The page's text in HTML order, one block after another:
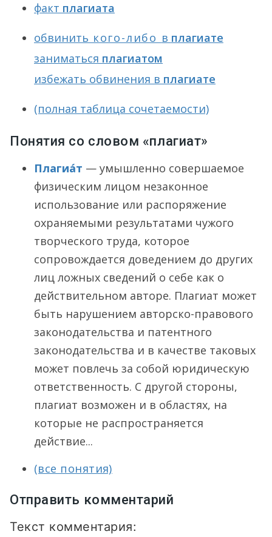
факт плагиата
обвинить кого-либо в плагиате
заниматься плагиатом
избежать обвинения в плагиате
(полная таблица сочетаемости)
Понятия со словом «плагиат»
Плагиа́т — умышленно совершаемое
физическим лицом незаконное
использование или распоряжение
охраняемыми результатами чужого
творческого труда, которое
сопровождается доведением до других
лиц ложных сведений о себе как о
действительном авторе. Плагиат может
быть нарушением авторско-правового
законодательства и патентного
законодательства и в качестве таковых
может повлечь за собой юридическую
ответственность. С другой стороны,
плагиат возможен и в областях, на
которые не распространяется
действие...
(все понятия)
Отправить комментарий
Текст комментария: